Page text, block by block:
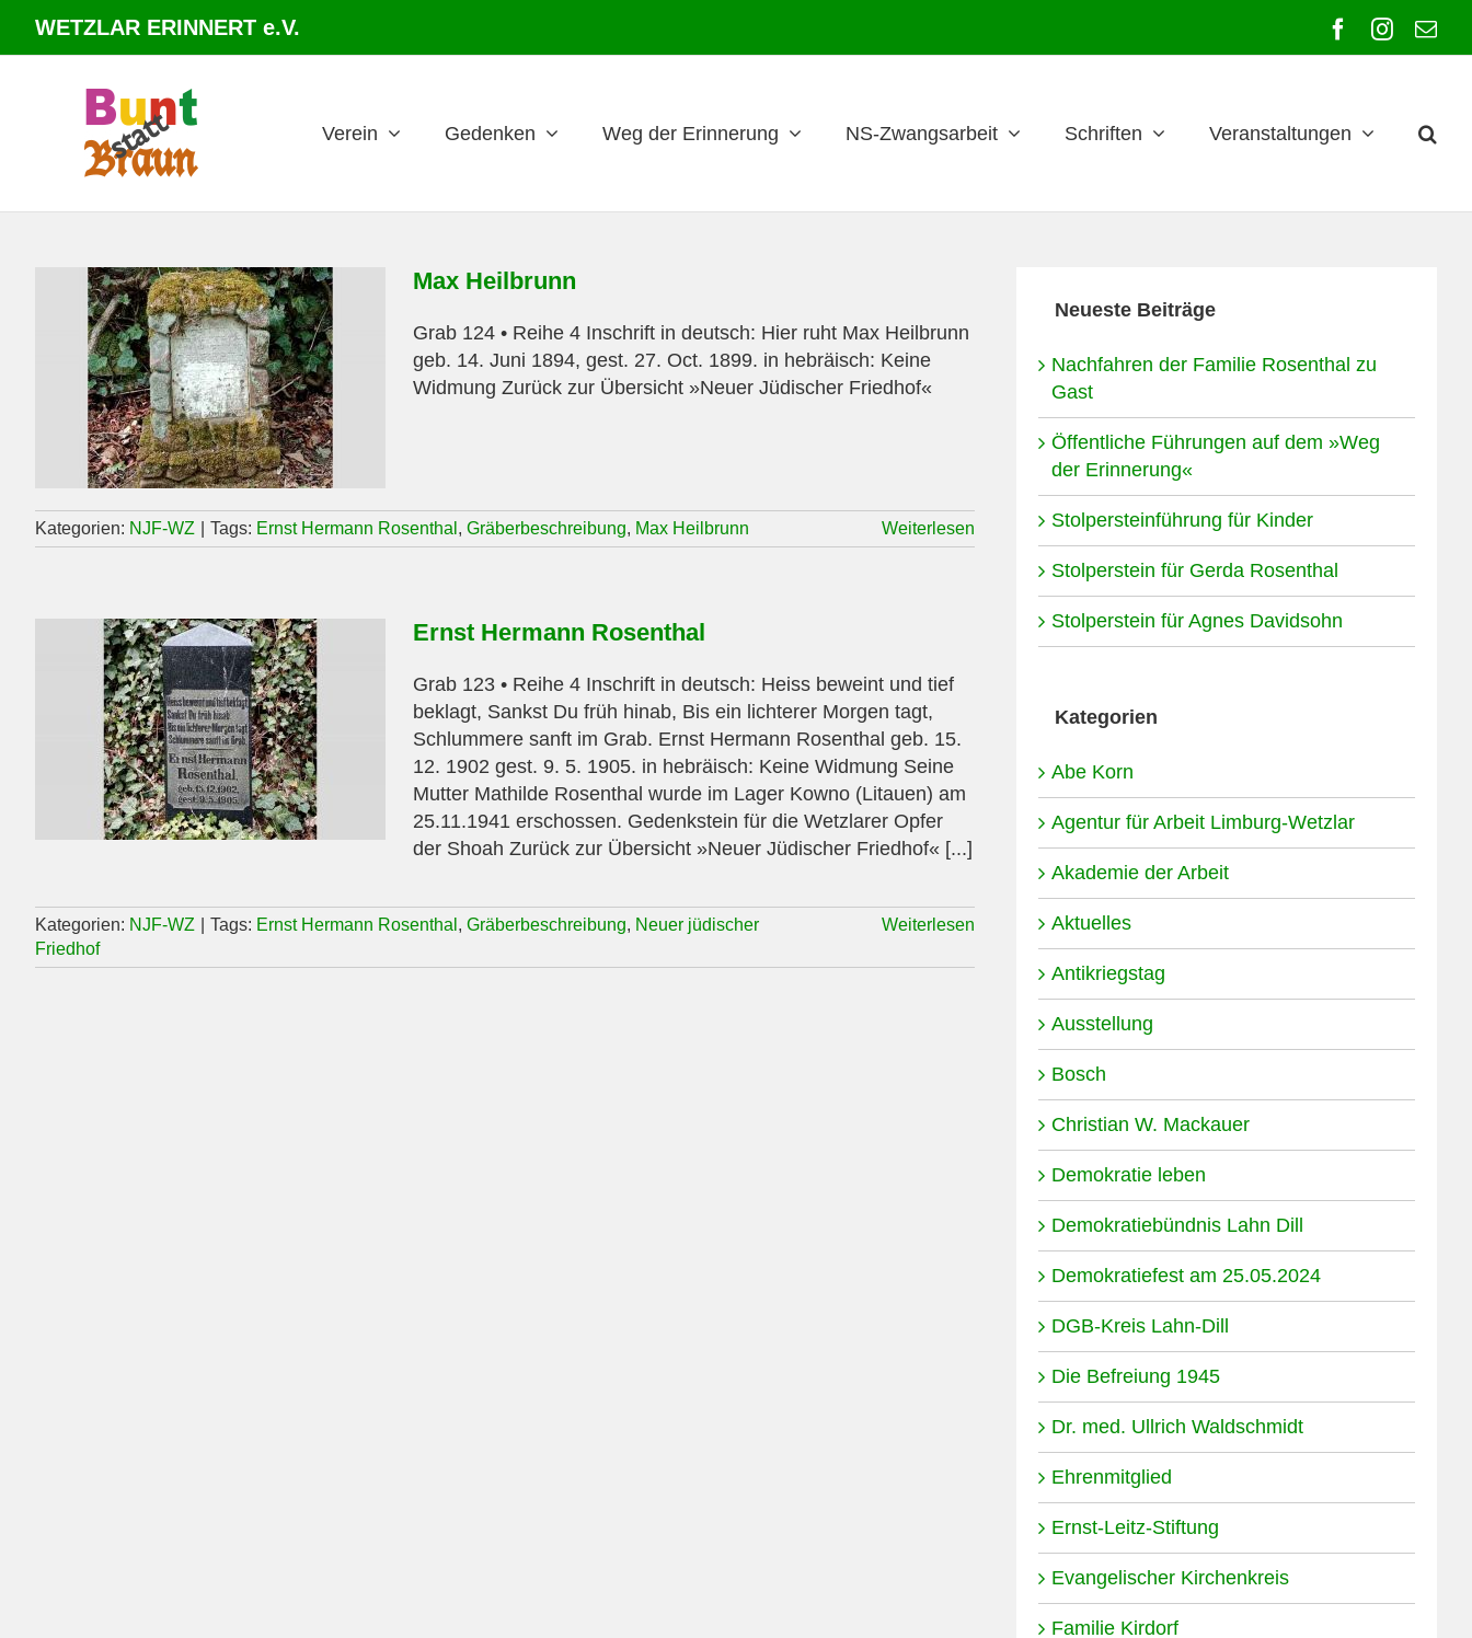
InhaltWETZLAR ERINNERT e.V. FacebookE-
Verein Gedenken Weg der Erinnerung NS-Zwangsarbeit Schriften Veranstaltungen
Max Heilbrunn
Grab 124 • Reihe 4 Inschrift in deutsch: Hier ruht Max Heilbrunn
geb. 14. Juni 1894, gest. 27. Oct. 1899. in hebräisch: Keine
Widmung Zurück zur Übersicht »Neuer Jüdischer Friedhof«
Kategorien: NJF-WZ Tags: Ernst Hermann Rosenthal , Gräberbeschreibung, Max Heilbrunn Weiterlesen
Ernst Hermann Rosenthal
Grab 123 • Reihe 4 Inschrift in deutsch: Heiss beweint und tief
beklagt, Sankst Du früh hinab, Bis ein lichterer Morgen tagt,
Schlummere sanft im Grab. Ernst Hermann Rosenthal geb. 15.
12. 1902 gest. 9. 5. 1905. in hebräisch: Keine Widmung Seine
Mutter Mathilde Rosenthal wurde im Lager Kowno (Litauen) am
25.11.1941 erschossen. Gedenkstein für die Wetzlarer Opfer
der Shoah Zurück zur Übersicht »Neuer Jüdischer Friedhof« [...]
Kategorien: NJF-WZ Tags: Ernst Hermann Rosenthal , Gräberbeschreibung, Neuer jüdischer
Friedhof
Weiterlesen
Neueste Beiträge
Nachfahren der Familie Rosenthal zu
Gast
Öffentliche Führungen auf dem »Weg
der Erinnerung«
Stolpersteinführung für Kinder
Stolperstein für Gerda Rosenthal
Stolperstein für Agnes Davidsohn
Kategorien
Abe Korn
Agentur für Arbeit Limburg-Wetzlar
Akademie der Arbeit
Aktuelles
Antikriegstag
Ausstellung
Bosch
Christian W. Mackauer
Demokratie leben
Demokratiebündnis Lahn Dill
Demokratiefest am 25.05.2024
DGB-Kreis Lahn-Dill
Die Befreiung 1945
Dr. med. Ullrich Waldschmidt
Ehrenmitglied
Ernst-Leitz-Stiftung
Evangelischer Kirchenkreis
Familie Kirdorf